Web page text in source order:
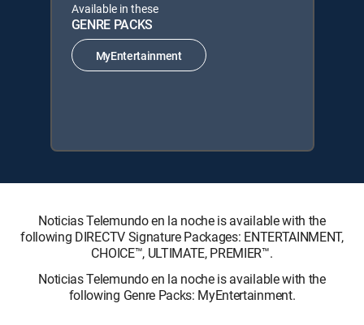
Available in these
GENRE PACKS
MyEntertainment
Noticias Telemundo en la noche is available with the
following DIRECTV Signature Packages: ENTERTAINMENT,
CHOICE™, ULTIMATE, PREMIER™.
Noticias Telemundo en la noche is available with the
following Genre Packs: MyEntertainment.